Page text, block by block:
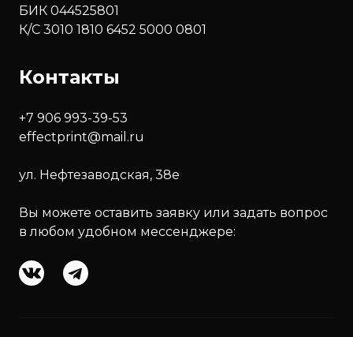
БИК 044525801
К/С 3010 1810 6452 5000 0801
Контакты
+7 906 993-39-53
effectprint@mail.ru
ул. Нефтезаводская, 38е
Вы можете оставить заявку или задать вопрос
в любом удобном мессенджере: